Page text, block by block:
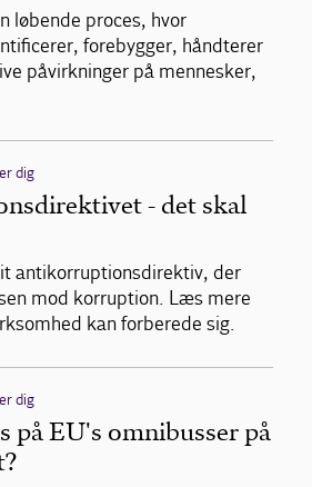
løbende proces, hvor
forebygger, håndterer
påvirkninger på mennesker,
dig
- det skal
antikorruptionsdirektiv, der
mod korruption. Læs mere
kan forberede sig.
dig
på EU's omnibusser på